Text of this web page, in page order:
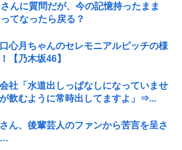
んに質問だが、今の記憶持ったまま
てなったら戻る？
心月ちゃんのセレモニアルピッチの様
【乃木坂46】
社「水道出しっぱなしになっていませ
飲むように常時出してますよ」⇒...
ん、後輩芸人のファンから苦言を呈さ
…